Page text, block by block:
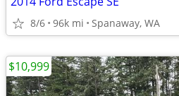
8/6 96k mi Spanaway, WA
$10,999